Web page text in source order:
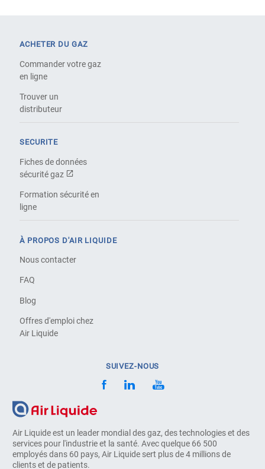
Air Liquide est un leader mondial des gaz, des technologies et des
services pour l'industrie et la santé. Avec quelque 66 500
employés dans 60 pays, Air Liquide sert plus de 4 millions de
clients et de patients.
ACHETER DU GAZ
Commander votre gaz
en ligne
Trouver un
distributeur
SECURITE
Fiches de données
sécurité gaz
Formation sécurité en
ligne
À PROPOS D'AIR LIQUIDE
Nous contacter
FAQ
Blog
Offres d'emploi chez
Air Liquide
SUIVEZ-NOUS